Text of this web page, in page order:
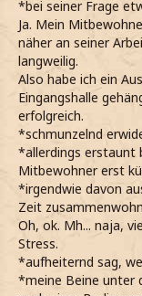
*bei seiner Frage
Ja. Mein
näher an seiner
langweilig.
Also habe ich ein
Eingangshalle
erfolgreich.
*schmunzelnd
*allerdings erstaunt
Mitbewohner erst
*irgendwie davon
Zeit
Oh, ok. Mh... naja,
Stress.
*aufheiternd sag,
*meine Beine unter